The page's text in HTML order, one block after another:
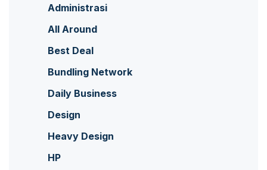
Administrasi
All Around
Best Deal
Bundling Network
Daily Business
Design
Heavy Design
HP